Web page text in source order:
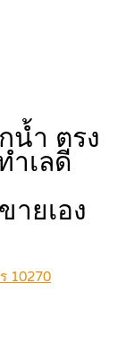
น้ำ ตรง
ำเลดี
ยเอง
10270